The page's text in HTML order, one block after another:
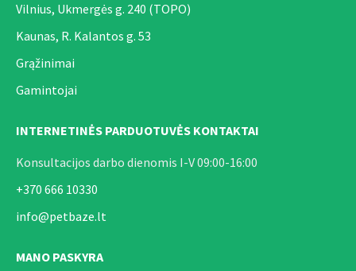
Vilnius, Ukmergės g. 240 (TOPO)
Kaunas, R. Kalantos g. 53
Grąžinimai
Gamintojai
INTERNETINĖS PARDUOTUVĖS KONTAKTAI
Konsultacijos darbo dienomis I-V 09:00-16:00
+370 666 10330
info@petbaze.lt
MANO PASKYRA